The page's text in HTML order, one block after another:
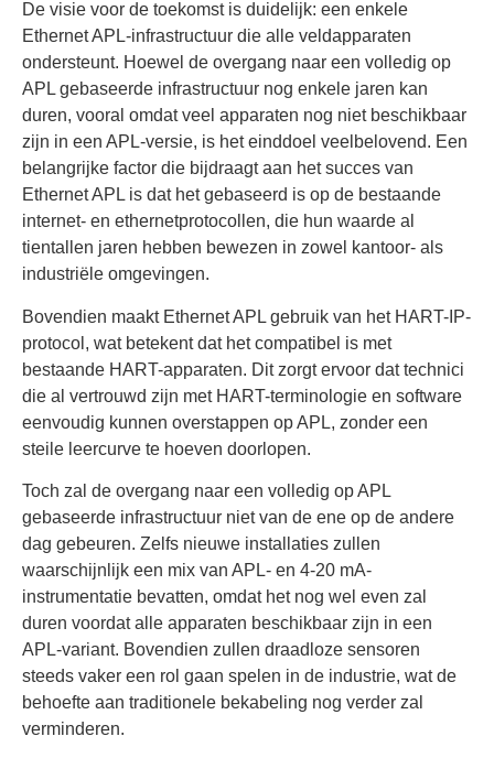
De visie voor de toekomst is duidelijk: een enkele
Ethernet APL-infrastructuur die alle veldapparaten
ondersteunt. Hoewel de overgang naar een volledig op
APL gebaseerde infrastructuur nog enkele jaren kan
duren, vooral omdat veel apparaten nog niet beschikbaar
zijn in een APL-versie, is het einddoel veelbelovend. Een
belangrijke factor die bijdraagt aan het succes van
Ethernet APL is dat het gebaseerd is op de bestaande
internet- en ethernetprotocollen, die hun waarde al
tientallen jaren hebben bewezen in zowel kantoor- als
industriële omgevingen.
Bovendien maakt Ethernet APL gebruik van het HART-IP-
protocol, wat betekent dat het compatibel is met
bestaande HART-apparaten. Dit zorgt ervoor dat technici
die al vertrouwd zijn met HART-terminologie en software
eenvoudig kunnen overstappen op APL, zonder een
steile leercurve te hoeven doorlopen.
Toch zal de overgang naar een volledig op APL
gebaseerde infrastructuur niet van de ene op de andere
dag gebeuren. Zelfs nieuwe installaties zullen
waarschijnlijk een mix van APL- en 4-20 mA-
instrumentatie bevatten, omdat het nog wel even zal
duren voordat alle apparaten beschikbaar zijn in een
APL-variant. Bovendien zullen draadloze sensoren
steeds vaker een rol gaan spelen in de industrie, wat de
behoefte aan traditionele bekabeling nog verder zal
verminderen.